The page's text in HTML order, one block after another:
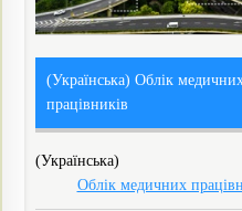
(Українська) Облік
працівників
(Українська)
Облік медичних